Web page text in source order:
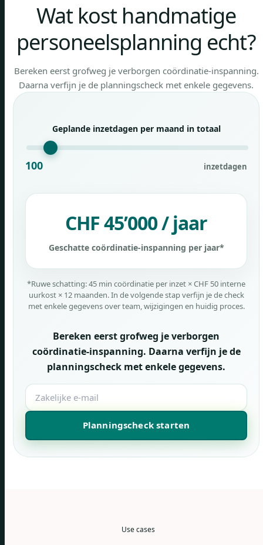
Wat kost handmatige
personeelsplanning echt?
Bereken eerst grofweg je verborgen coördinatie-inspanning.
Daarna verfijn je de planningscheck met enkele gegevens.
Geplande inzetdagen per maand in totaal
100 inzetdagen
CHF 45’000 / jaar
Geschatte coördinatie-inspanning per jaar*
*Ruwe schatting: 45 min coördinatie per inzet × CHF 50 interne
uurkost × 12 maanden. In de volgende stap verfijn je de check
met enkele gegevens over team, wijzigingen en huidig proces.
Bereken eerst grofweg je verborgen
coördinatie-inspanning. Daarna verfijn je de
planningscheck met enkele gegevens.
Planningscheck starten
Use cases